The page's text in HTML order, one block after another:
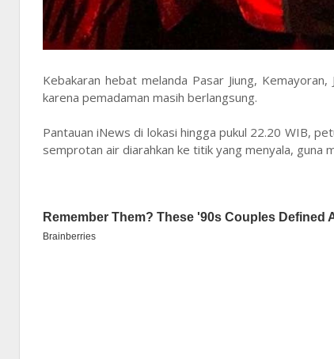
Kebakaran hebat melanda Pasar Jiung,
karena pemadaman masih berlangsung.
Pantauan iNews di lokasi hingga pukul 22.20 WIB,
semprotan air diarahkan ke titik yang menyala, guna